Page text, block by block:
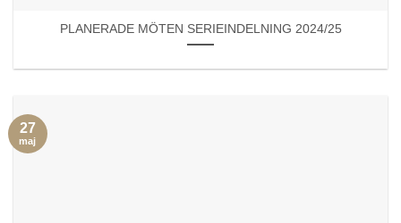
PLANERADE MÖTEN SERIEINDELNING 2024/25
27
maj